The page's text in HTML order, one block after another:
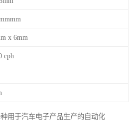
x 6mm
cph
用于汽车电子产品生产的自动化